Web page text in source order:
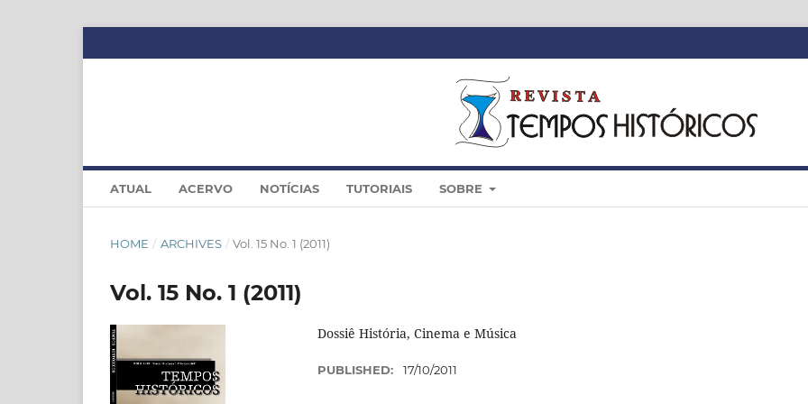
ATUAL ACERVO NOTÍCIAS TUTORIAIS SOBRE
HOME / ARCHIVES / Vol. 15 No. 1 (2011)
Vol. 15 No. 1 (2011)
Dossiê História, Cinema e Música
PUBLISHED: 17/10/2011